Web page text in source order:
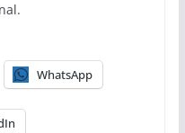
WhatsApp